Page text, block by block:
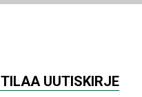
TILAA UUTISKIRJE